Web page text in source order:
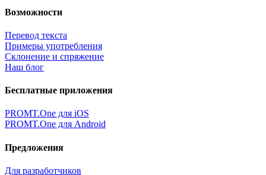
Возможности
Перевод текста
Примеры употребления
Склонение и спряжение
Наш блог
Бесплатные приложения
PROMT.One для iOS
PROMT.One для Android
Предложения
Для разработчиков